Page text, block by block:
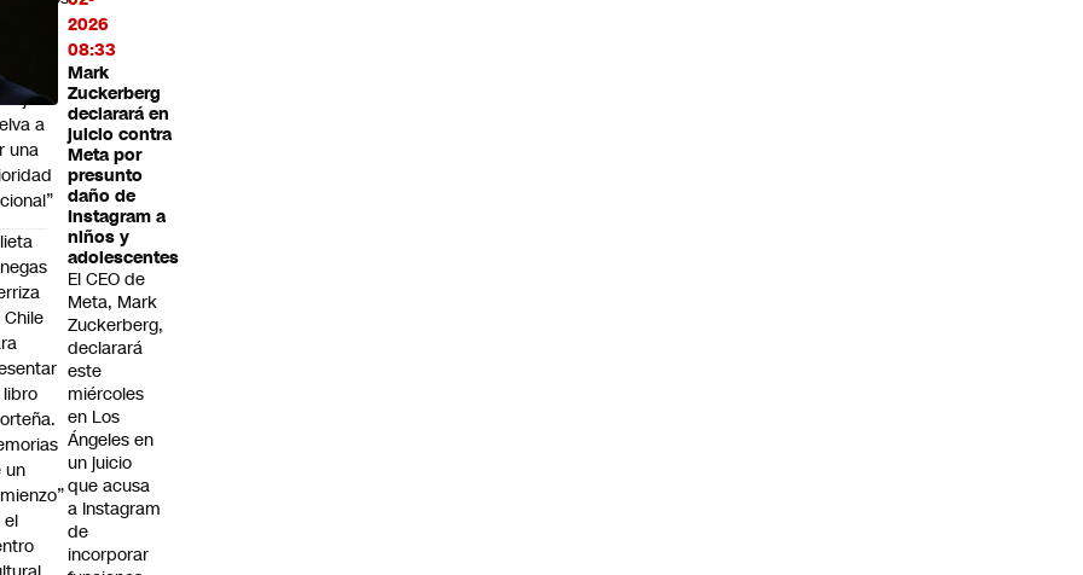
2026
08:33
Mark
Zuckerberg
declarará en
juicio contra
Meta por
presunto
daño de
Instagram a
niños y
adolescentes
El CEO de
Meta, Mark
Zuckerberg,
declarará
este
miércoles
en Los
Ángeles en
un juicio
que acusa
a Instagram
de
incorporar
a
una
Chile
libro
un
el